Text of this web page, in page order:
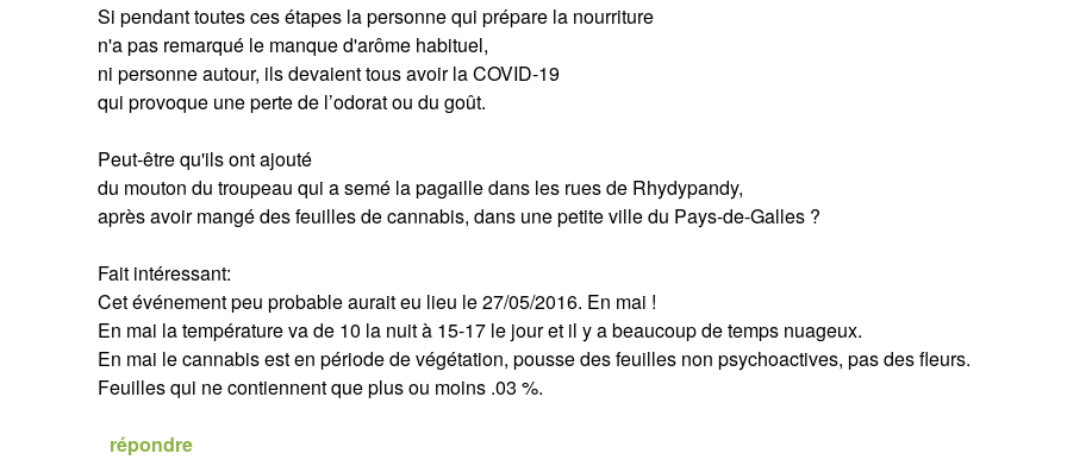
Si pendant toutes ces étapes la personne qui prépare la nourriture
n'a pas remarqué le manque d'arôme habituel,
ni personne autour, ils devaient tous avoir la COVID-19
qui provoque une perte de l’odorat ou du goût.
Peut-être qu'ils ont ajouté
du mouton du troupeau qui a semé la pagaille dans les rues de Rhydypandy,
après avoir mangé des feuilles de cannabis, dans une petite ville du Pays-de-Galles ?
Fait intéressant:
Cet événement peu probable aurait eu lieu le 27/05/2016. En mai !
En mai la température va de 10 la nuit à 15-17 le jour et il y a beaucoup de temps nuageux.
En mai le cannabis est en période de végétation, pousse des feuilles non psychoactives, pas des fleurs.
Feuilles qui ne contiennent que plus ou moins .03 %.
répondre